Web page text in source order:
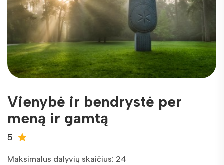
Vienybė ir bendrystė per
meną ir gamtą
5
Maksimalus dalyvių skaičius: 24